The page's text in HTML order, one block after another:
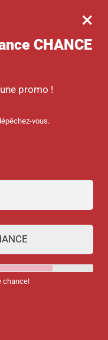
0
avec le code promo :
×
CHANCE
promo !
vous.
chance!